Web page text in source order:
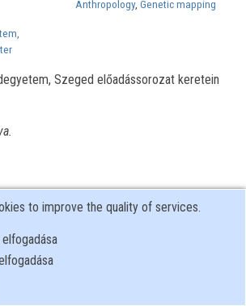
Anthropology, Genetic mapping
Szeged előadássorozat keretein
to improve the quality of services.